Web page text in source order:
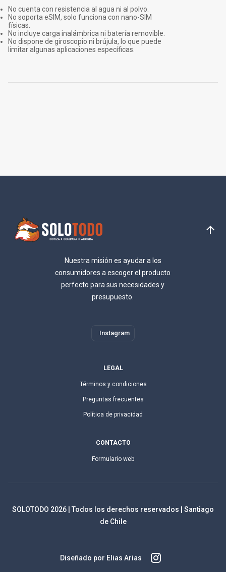
No cuenta con resistencia al agua ni al polvo.
No soporta eSIM, solo funciona con nano-SIM
físicas.
No incluye carga inalámbrica ni batería removible.
No dispone de giroscopio ni brújula, lo que puede
limitar algunas aplicaciones específicas.
Nuestra misión es ayudar a los
consumidores a escoger el producto
perfecto para sus necesidades y
presupuesto.
Instagram
LEGAL
Términos y condiciones
Preguntas frecuentes
Política de privacidad
CONTACTO
Formulario web
SOLOTODO 2026 | Todos los derechos reservados | Santiago
de Chile
Diseñado por Elias Arias